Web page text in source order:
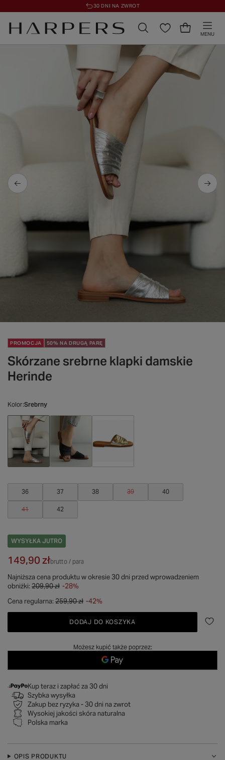
30 DNI NA ZWROT
MENU
PROMOCJA 50% NA DRUGĄ PARĘ
Skórzane srebrne klapki damskie
Herinde
Kolor Srebrny
36 37 38 39 40
41 42
WYSYŁKA JUTRO
149,90 złbrutto/ para
Najniższa cena produktu w okresie 30 dni przed wprowadzeniem
obniżki: 209,90 zł -28%
Cena regularna: 259,90 zł -42%
DODAJ DO KOSZYKA
Możesz kupić także poprzez:
Kup teraz i zapłać za 30 dni
Szybka wysyłka
Zakup bez ryzyka - 30 dni na zwrot
Wysokiej jakości skóra naturalna
Polska marka
OPIS PRODUKTU